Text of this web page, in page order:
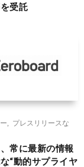
受託
プレスリリースな
常に最新の情報
“動的サプライヤ